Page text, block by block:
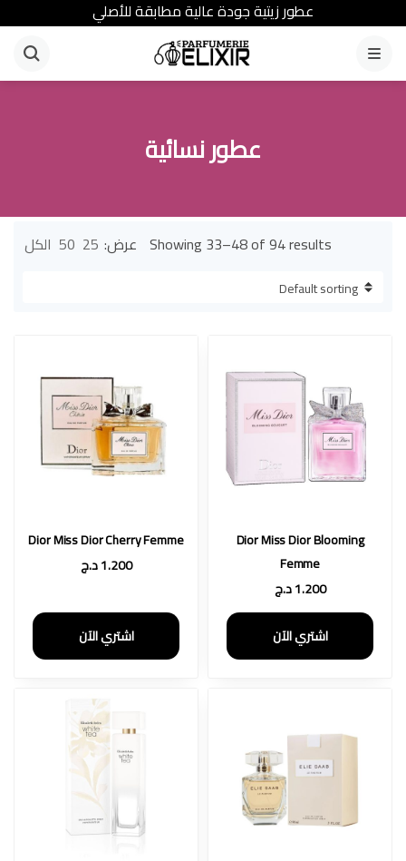
عطور زيتية جودة عالية مطابقة للأصلي
القائمة
عطور نسائية
Showing 33–48 of 94 results عرض: 25
50 الكل
Dior Miss Dior Blooming
Femme
1.200د.ج
اشتري الآن
Dior Miss Dior Cherry Femme
1.200د.ج
اشتري الآن